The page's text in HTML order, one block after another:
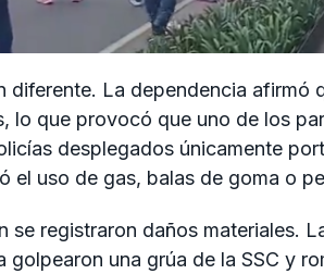
diferente. La dependencia afirmó
lo que provocó que uno de los
desplegados únicamente
el uso de gas, balas de goma o
se registraron daños materiales.
golpearon una grúa de la SSC y